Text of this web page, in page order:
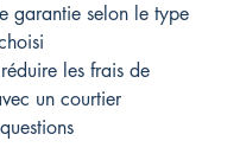
garantie selon le type
les frais de
un courtier